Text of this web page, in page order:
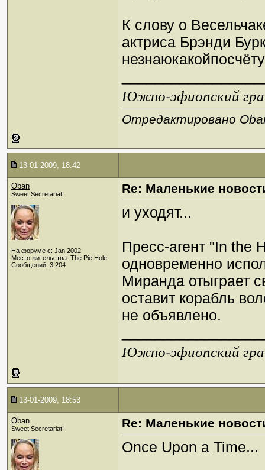
К слову о
актриса Брэнди
Южно-эфиопский
Отредактировано
13-01-2009, 18:42
Oban
Sweet Secretariat!
На форуме с: Jan 2002
Место жительства: The Pie Hole
Сообщений: 3,204
Re: Маленькие
и уходят...
Пресс-агент "In the
одновременно
Миранда отыграет
оставит корабль
не объявлено.
Южно-эфиопский
13-01-2009, 18:53
Oban
Sweet Secretariat! Re: Маленькие
Once Upon a Time...